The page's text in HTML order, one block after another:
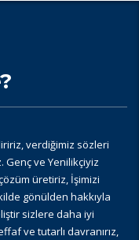
verdiğimiz sözleri
Genç ve Yenilikçiyiz
üretiriz, İşimizi
gönülden hakkıyla
sizlere daha iyi
ve tutarlı davranırız,